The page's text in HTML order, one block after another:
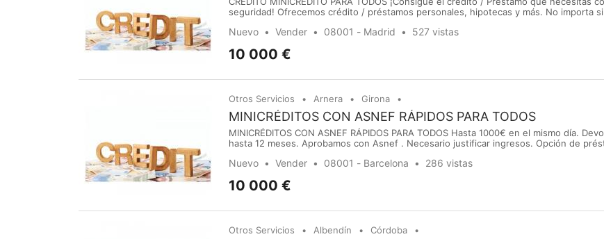
seguridad! Ofrecemos crédito / préstamos personales, hipotecas y más. No importa si
militopolinita@gmail.com whatsapp : +34 682 86 32 48
Nuevo Vender 08001 - Madrid 527 vistas
10 000 €
Otros Servicios Arnera Girona
MINICRÉDITOS CON ASNEF RÁPIDOS PARA TODOS
MINICRÉDITOS CON ASNEF RÁPIDOS PARA TODOS Hasta 1000€ en el mismo día.
hasta 12 meses. Aprobamos con Asnef . Necesario justificar ingresos. Opción de
militopolinita@gmail.com whatsapp : +34 682 86 32 48
Nuevo Vender 08001 - Barcelona 286 vistas
10 000 €
Otros Servicios Albendín Córdoba